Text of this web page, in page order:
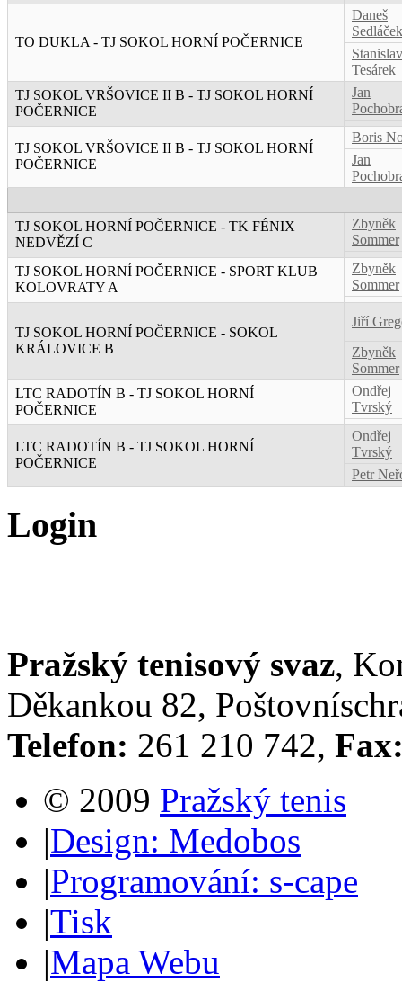
TO DUKLA - TJ SOKOL HORNÍ POČERNICE
Daneš
Sedláček
Stanislav
Tesárek
TJ SOKOL VRŠOVICE II B - TJ SOKOL HORNÍ
POČERNICE
Jan
TJ SOKOL VRŠOVICE II B - TJ SOKOL HORNÍ
POČERNICE
Boris
Jan
TJ SOKOL HORNÍ POČERNICE - TK FÉNIX
NEDVĚZÍ C
Zbyněk
Sommer
TJ SOKOL HORNÍ POČERNICE - SPORT KLUB
KOLOVRATY A
Zbyněk
Sommer
TJ SOKOL HORNÍ POČERNICE - SOKOL
KRÁLOVICE B
Jiří
Zbyněk
Sommer
LTC RADOTÍN B - TJ SOKOL HORNÍ
POČERNICE
Ondřej
Tvrský
LTC RADOTÍN B - TJ SOKOL HORNÍ
POČERNICE
Ondřej
Tvrský
Petr
Login
Pražský tenisový svaz,
Děkankou 82,
Telefon: 261 210 742,
© 2009 Pražský tenis
|Design: Medobos
|Programování: s-cape
|Tisk
|Mapa Webu